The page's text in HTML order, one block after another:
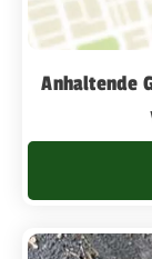
Anhaltende